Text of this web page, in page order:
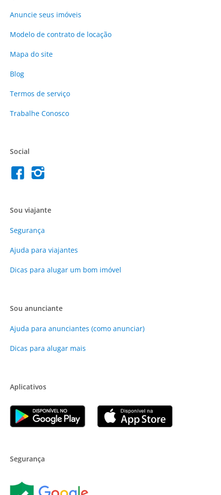
Anuncie seus imóveis
Modelo de contrato de locação
Mapa do site
Blog
Termos de serviço
Trabalhe Conosco
Social
Sou viajante
Segurança
Ajuda para viajantes
Dicas para alugar um bom imóvel
Sou anunciante
Ajuda para anunciantes (como anunciar)
Dicas para alugar mais
Aplicativos
Segurança